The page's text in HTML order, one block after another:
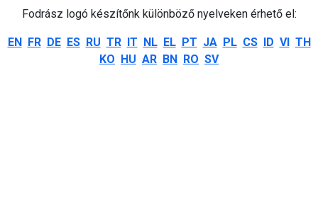
Fodrász logó készítőnk különböző nyelveken érhető el:
EN FR DE ES RU TR IT NL EL PT JA PL CS ID VI TH
KO HU AR BN RO SV